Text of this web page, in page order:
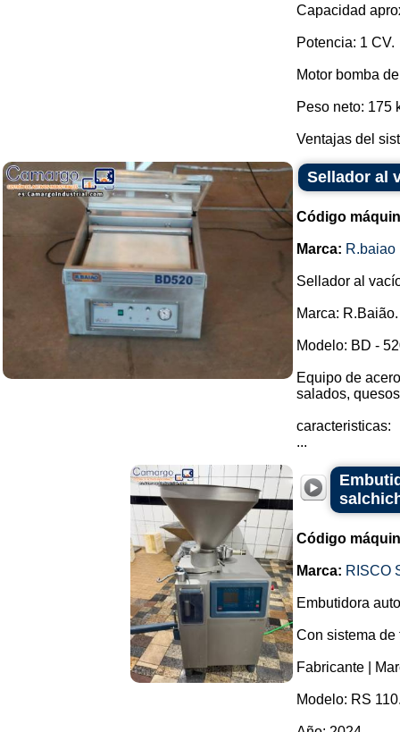
Capacidad
Potencia: 1 CV.
Motor bomba
Peso neto: 175
Ventajas del
Sellador al
Código
Marca: R.baiao
Sellador al
Marca: R.Baião.
Modelo: BD -
Equipo de
salados,
caracteristicas:
...
Código
Marca: RISCO
Embutidora
Con sistema de
Fabricante |
Modelo: RS